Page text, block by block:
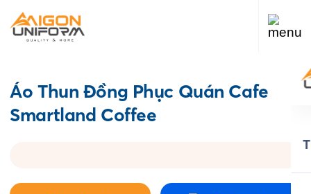
Áo Thun Đồng Phục Quán Cafe
Smartland Coffee